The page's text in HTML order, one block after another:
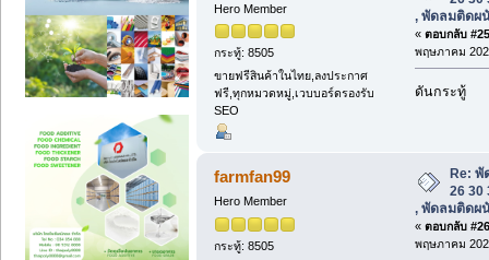
Hero Member
กระทู้: 8505
ขายฟรีสินค้าในไทย,ลงประกาศ
ฟรี,ทุกหมวดหมู่,เวบบอร์ดรองรับ
SEO
, พัดลมติดผ
« ตอบกลับ
พฤษภาคม
ดันกระทู้
farmfan99
Hero Member
กระทู้: 8505
Re: พั
26 30
, พัดลมติดผ
« ตอบกลับ
พฤษภาคม